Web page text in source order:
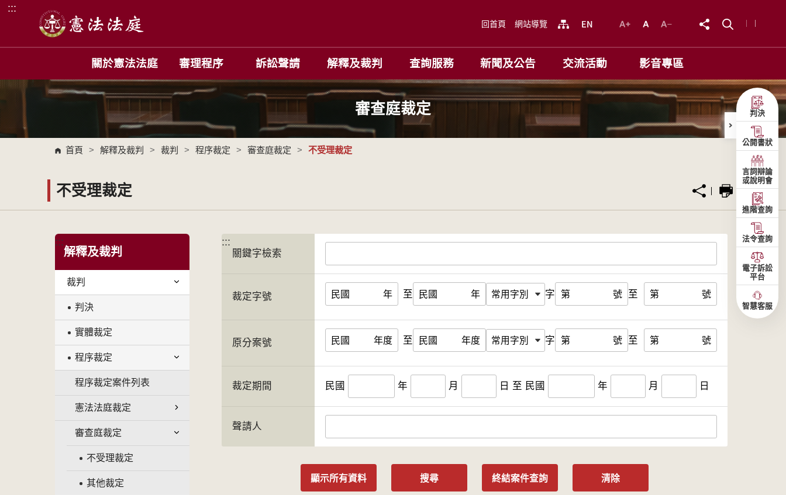
跳到主要內容區塊
:::
回首頁 網站導覽
關於憲法法庭 審理程序 訴訟聲請 解釋及裁判 查詢服務 新聞及公告 交流活動 影音專區
審查庭裁定
首頁 > 解釋及裁判 > 裁判 > 程序裁定 > 審查庭裁定 > 不受理裁定
不受理裁定
:::
解釋及裁判
裁判
判決
實體裁定
程序裁定
程序裁定案件列表
憲法法庭裁定
審查庭裁定
不受理裁定
其他裁定
:::
關鍵字檢索
裁定字號 民國 年 至 民國 年 字 第 號 至 第 號
原分案號 民國 年度 至 民國 年度 字 第 號 至 第 號
裁定期間 民國 年 月 日 至 民國 年 月 日
聲請人
顯示所有資料 搜尋 終結案件查詢 清除
判決
公開書狀
言詞辯論
或說明會
進階查詢
法令查詢
電子訴訟
平台
智慧客服